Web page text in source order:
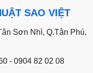
SAO VIỆT
Sơn Nhì, Q.Tân Phú,
- 0904 82 02 08